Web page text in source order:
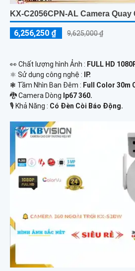
KX-C2056CPN-AL Camera Quay
6,256,250 ₫ 9,625,000 ₫
️👀 Chất lượng hình Ảnh : FULL HD
⚛️ Sử dụng công nghệ :
IP.
❃ Tầm Nhìn Ban Đêm : Full Color 30m
🐉️ Camera Dòng Ip67 360.
️🎙 Khả Năng : Có Ðèn Còi Báo Động.